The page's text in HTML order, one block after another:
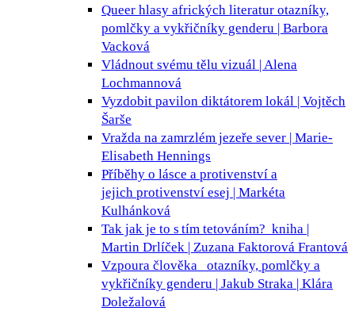
Queer hlasy afrických literatur otazníky,
pomlčky a vykřičníky genderu | Barbora
Vacková
Vládnout svému tělu vizuál | Alena
Lochmannová
Vyzdobit pavilon diktátorem lokál | Vojtěch
Šarše
Vražda na zamrzlém jezeře sever | Marie-
Elisabeth Hennings
Příběhy o lásce a protivenství a
jejich protivenství esej | Markéta
Kulhánková
Tak jak je to s tím tetováním? kniha |
Martin Drlíček | Zuzana Faktorová Frantová
Vzpoura člověka
otazníky, pomlčky a
vykřičníky genderu | Jakub Straka | Klára
Doležalová